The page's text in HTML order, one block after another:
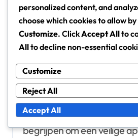
Wat zijn de
van het gebruik
natuurlijke oliën?
Het gebruik van natuurlijke
met zich meebrengen,
reacties, huidirritatie en
essentieel om deze
begrijpen om een veilige
personalized content, and
choose which cookies to allow
Customize. ClickAccept Allto
Allto decline non-essential
Customize
Reject All
Accept All